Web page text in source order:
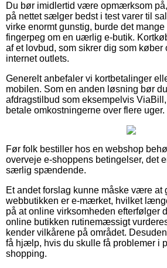
Du bør imidlertid være opmærksom
på nettet sælger bedst i test varer til
virke enormt gunstig, burde det
fingerpeg om en uærlig e-butik.
af et lovbud, som sikrer dig som køber
internet outlets.
Generelt anbefaler vi kortbetalinger
mobilen. Som en anden løsning bør
afdragstilbud som eksempelvis
betale omkostningerne over flere uger.
Før folk bestiller hos en webshop
overveje e-shoppens betingelser, det
særlig spændende.
Et andet forslag kunne måske være at
webbutikken er e-mærket, hvilket
på at online virksomheden efterfølger
online butikken rutinemæssigt
kender vilkårene på området.
få hjælp, hvis du skulle få problemer i
shopping.